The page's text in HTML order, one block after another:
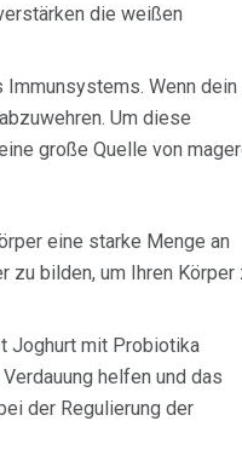
die weißen
Wenn dein
Um diese
große Quelle von
eine starke Menge an
zu bilden, um Ihren Körper
Joghurt mit Probiotika
helfen und das
der Regulierung der